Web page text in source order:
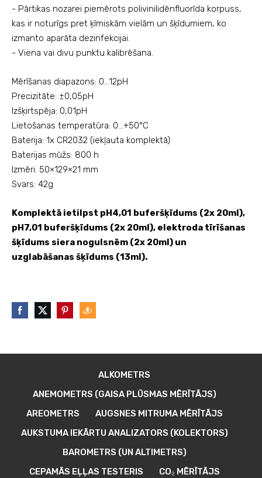
- Pārtikas nozarei piemērots polivinilidēnfluorīda korpuss,
kas ir noturīgs pret ķīmiskām vielām un šķīdumiem, ko
izmanto aparāta dezinfekcijai.
- Viena vai divu punktu kalibrēšana.
Mērīšanas diapazons: 0...12pH
Precizitāte: ±0,05pH
Izšķirtspēja: 0,01pH
Lietošanas temperatūra: 0...+50°C
Baterija: 1x CR2032 (iekļauta komplektā)
Baterijas mūžs: 800 h
Izmēri: 50×129×21 mm
Svars: 42g
Komplektā ietilpst pH4,01 buferšķīdums (2x 20ml),
pH7,01 buferšķīdums (2x 20ml), elektroda tīrīšanas
šķīdums siera nogulsnēm (2x 20ml) un
uzglabāšanas šķīdums (13ml).
ALKOMETRS
ANEMOMETRS (GAISA PLŪSMAS MĒRĪTĀJS)
AREOMETRS
AUGSNES MITRUMA MĒRĪTĀJS
AUKSTUMA IEKĀRTU ANALIZATORS (KOLEKTORS)
BAROMETRS (UN ALTIMETRS)
CEPAMĀS EĻĻAS TESTERIS
CO₂ MĒRĪTĀJS